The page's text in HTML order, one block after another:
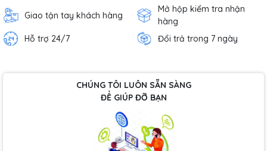
Giao tận tay khách hàng
Mở hộp kiểm tra nhận
hàng
Hỗ trợ 24/7
Đổi trả trong 7 ngày
CHÚNG TÔI LUÔN SẴN SÀNG
ĐỂ GIÚP ĐỠ BẠN